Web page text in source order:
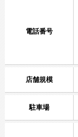
5
電話番号
店舗規模
駐車場